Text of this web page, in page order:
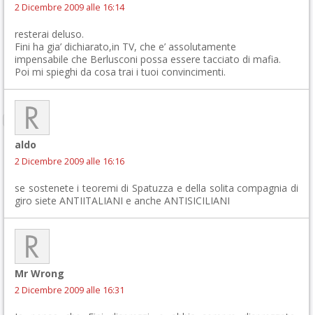
2 Dicembre 2009 alle 16:14
resterai deluso.
Fini ha gia’ dichiarato,in TV, che e’ assolutamente
impensabile che Berlusconi possa essere tacciato di mafia.
Poi mi spieghi da cosa trai i tuoi convincimenti.
aldo
2 Dicembre 2009 alle 16:16
se sostenete i teoremi di Spatuzza e della solita compagnia di
giro siete ANTIITALIANI e anche ANTISICILIANI
Mr Wrong
2 Dicembre 2009 alle 16:31